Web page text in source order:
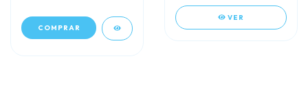
VER